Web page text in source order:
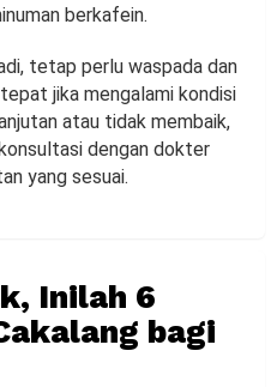
berkafein.
tetap perlu waspada dan
jika mengalami kondisi
atau tidak membaik,
dengan dokter
yang sesuai.
Inilah 6
bagi